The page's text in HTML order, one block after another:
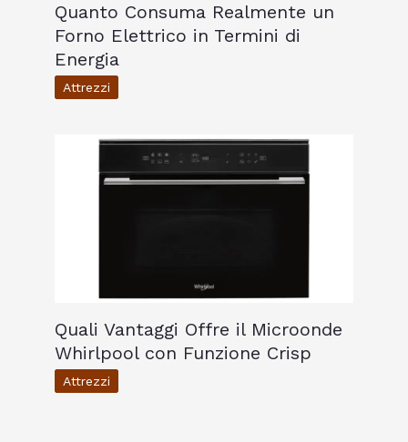
Quanto Consuma Realmente un
Forno Elettrico in Termini di
Energia
Attrezzi
Quali Vantaggi Offre il Microonde
Whirlpool con Funzione Crisp
Attrezzi